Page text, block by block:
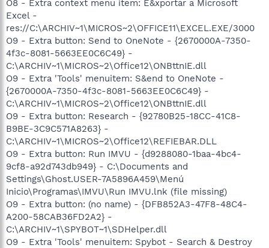
O8 - Extra context menu item: E&xportar a Microsoft
Excel -
res://C:\ARCHIV~1\MICROS~2\OFFICE11\EXCEL.EXE/3000
O9 - Extra button: Send to OneNote - {2670000A-7350-
4f3c-8081-5663EE0C6C49} -
C:\ARCHIV~1\MICROS~2\Office12\ONBttnIE.dll
O9 - Extra 'Tools' menuitem: S&end to OneNote -
{2670000A-7350-4f3c-8081-5663EE0C6C49} -
C:\ARCHIV~1\MICROS~2\Office12\ONBttnIE.dll
O9 - Extra button: Research - {92780B25-18CC-41C8-
B9BE-3C9C571A8263} -
C:\ARCHIV~1\MICROS~2\Office12\REFIEBAR.DLL
O9 - Extra button: Run IMVU - {d9288080-1baa-4bc4-
9cf8-a92d743db949} - C:\Documents and
Settings\Ghost.USER-7A5896A459\Menú
Inicio\Programas\IMVU\Run IMVU.lnk (file missing)
O9 - Extra button: (no name) - {DFB852A3-47F8-48C4-
A200-58CAB36FD2A2} -
C:\ARCHIV~1\SPYBOT~1\SDHelper.dll
O9 - Extra 'Tools' menuitem: Spybot - Search & Destroy